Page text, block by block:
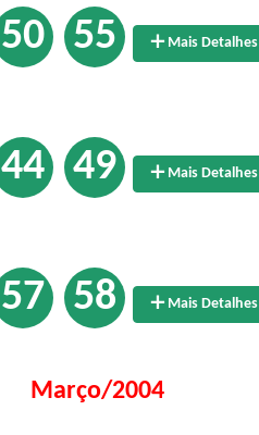
50 55 Mais Detalhes
44 49 Mais Detalhes
57 58 Mais Detalhes
Março/2004